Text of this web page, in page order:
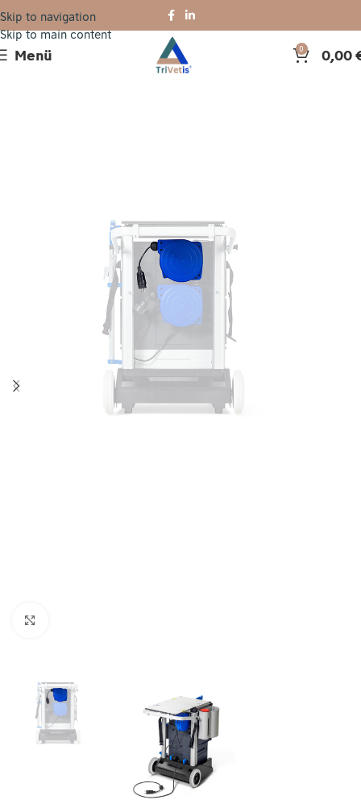
Skip to navigation
Skip to main content
Menü 0 0,00